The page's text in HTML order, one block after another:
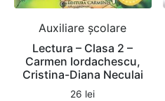
Auxiliare şcolare
Lectura – Clasa 2 –
Carmen Iordachescu,
Cristina-Diana Neculai
26 lei